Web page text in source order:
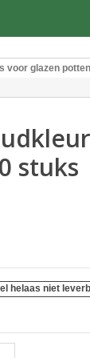
voor glazen potten
stuks
helaas niet